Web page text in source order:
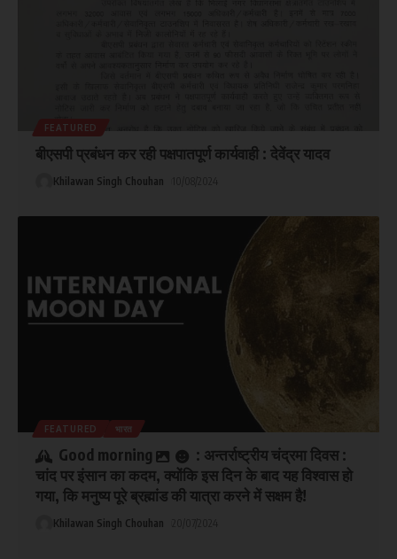
FEATURED
बीएसपी प्रबंधन कर रही पक्षपातपूर्ण कार्यवाही : देवेंद्र यादव
Khilawan Singh Chouhan
FEATURED भारत
Good morning
: अन्तर्राष्ट्रीय चंद्रमा दिवस :
चांद पर इंसान का कदम, क्योंकि इस दिन के बाद यह विश्वास हो
गया, कि मनुष्य पूरे ब्रह्मांड की यात्रा करने में सक्षम है!
Khilawan Singh Chouhan